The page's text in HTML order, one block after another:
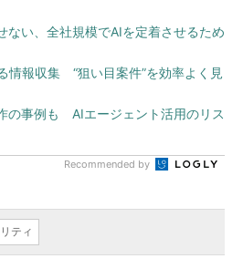
ない、全社規模でAIを定着させるため
情報収集 “狙い目案件”を効率よく見
の事例も AIエージェント活用のリス
Recommended by
ティ